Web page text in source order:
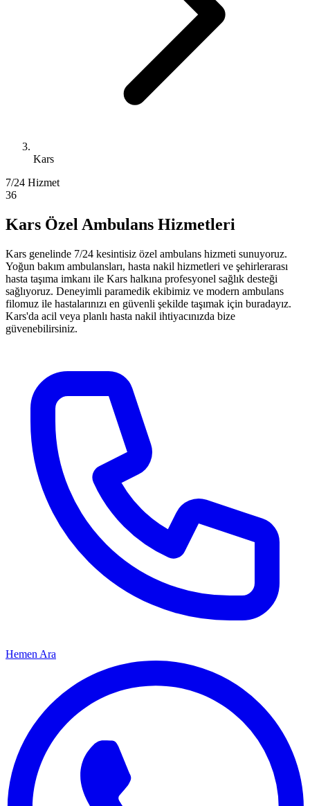
Kars
7/24 Hizmet
36
Kars Özel Ambulans Hizmetleri
Kars genelinde 7/24 kesintisiz özel ambulans hizmeti sunuyoruz.
Yoğun bakım ambulansları, hasta nakil hizmetleri ve şehirlerarası
hasta taşıma imkanı ile Kars halkına profesyonel sağlık desteği
sağlıyoruz. Deneyimli paramedik ekibimiz ve modern ambulans
filomuz ile hastalarınızı en güvenli şekilde taşımak için buradayız.
Kars'da acil veya planlı hasta nakil ihtiyacınızda bize
güvenebilirsiniz.
Hemen Ara